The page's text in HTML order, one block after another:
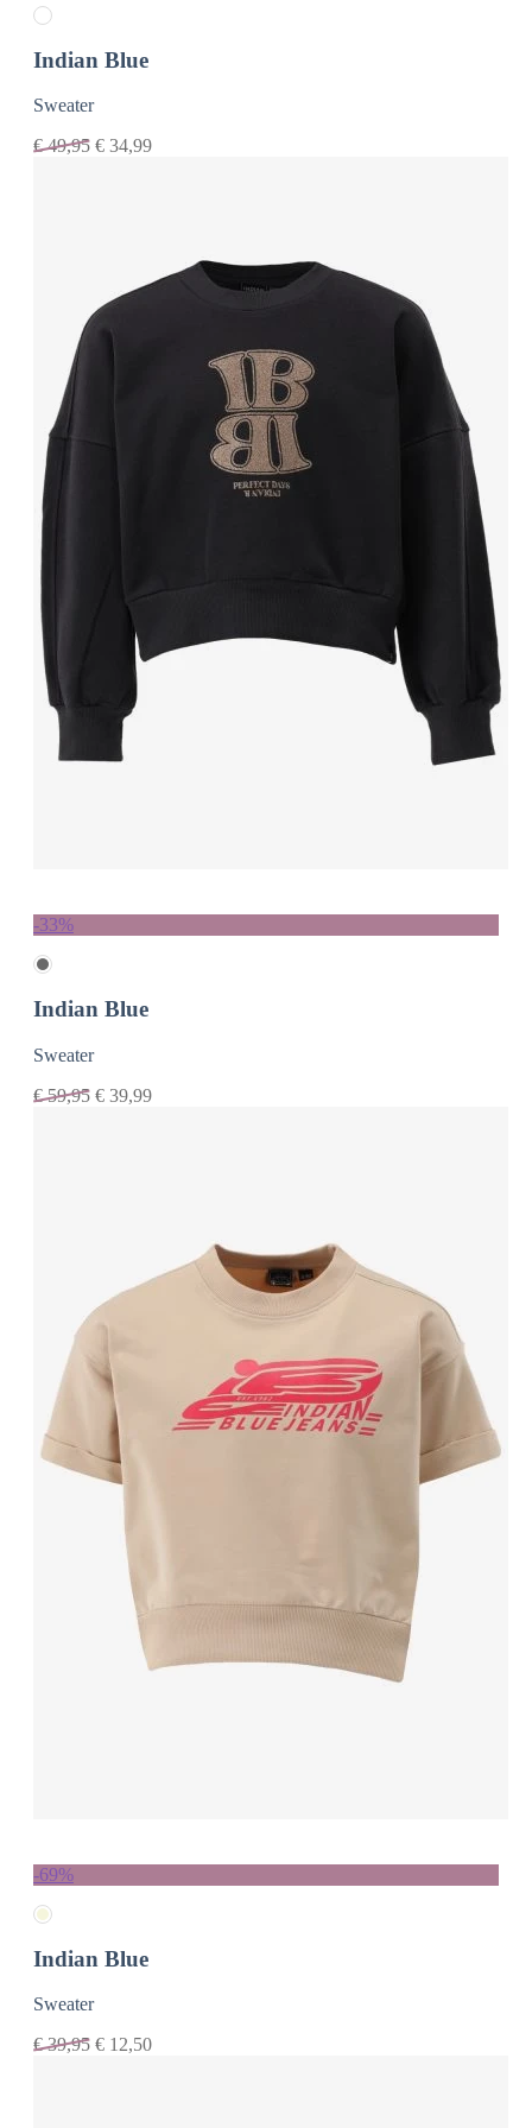
Indian Blue
Sweater
€49,95 € 34,99
-33%
Indian Blue
Sweater
€59,95 € 39,99
-69%
Indian Blue
Sweater
€39,95 € 12,50